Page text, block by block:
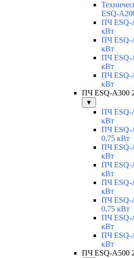
ESQ-
ПЧ ESQ-
кВт
ПЧ ESQ-
кВт
ПЧ ESQ-
кВт
ПЧ ESQ-
кВт
ПЧ ESQ-A300
▼
ПЧ ESQ-
кВт
ПЧ ESQ-
0,75 кВт
ПЧ ESQ-
кВт
ПЧ ESQ-
кВт
ПЧ ESQ-
кВт
ПЧ ESQ-
0,75 кВт
ПЧ ESQ-
кВт
ПЧ ESQ-
кВт
ПЧ ESQ-A500